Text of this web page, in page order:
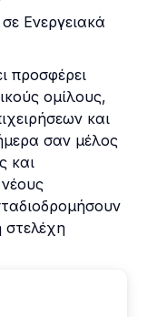
Ενεργειακά
προσφέρει
ομίλους,
και
σαν μέλος
και
στελέχη